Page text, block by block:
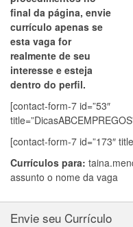
final da página, envie
currículo apenas se
esta vaga for
realmente de seu
interesse e esteja
dentro do perfil.
[contact-form-7 id=”53″
[contact-form-7 id=”173″
Currículos para:
assunto o nome da vaga
Envie seu Currículo